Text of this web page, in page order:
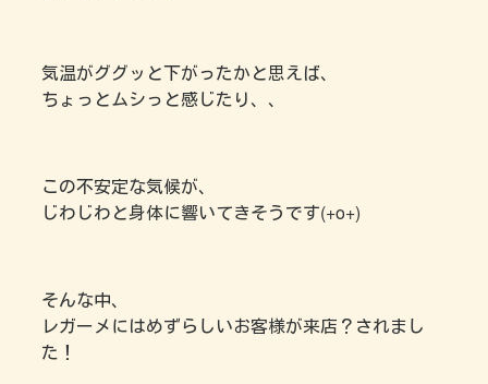
気温がググッと下がったかと思えば、
ちょっとムシっと感じたり、、
この不安定な気候が、
じわじわと身体に響いてきそうです(+o+)
そんな中、
レガーメにはめずらしいお客様が来店？されまし
た！